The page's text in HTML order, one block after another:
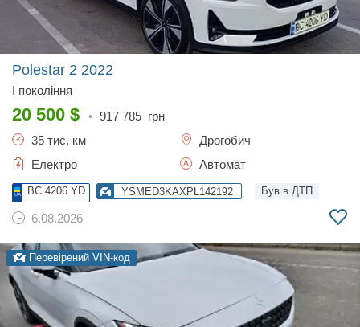
Polestar 2 2022
I покоління
20 500 $ • 917 785 грн
35 тис. км
Дрогобич
Електро
Автомат
BC 4206 YD YSMED3KAXPL142192 Був в ДТП
6.08.2026
Перевірений VIN-код